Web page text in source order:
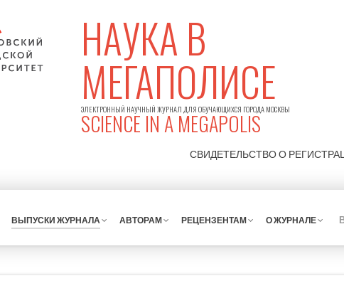
НАУКА В
МЕГАПОЛИСЕ
ЭЛЕКТРОННЫЙ НАУЧНЫЙ ЖУРНАЛ ДЛЯ ОБУЧАЮЩИХСЯ ГОРОДА МОСКВЫ
SCIENCE IN A MEGAPOLIS
СВИДЕТЕЛЬСТВО О
ВЫПУСКИ ЖУРНАЛА АВТОРАМ РЕЦЕНЗЕНТАМ О ЖУРНАЛЕ